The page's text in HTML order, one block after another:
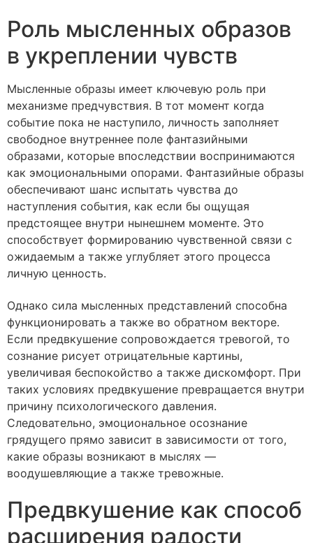
Роль мысленных образов
в укреплении чувств
Мысленные образы имеет ключевую роль при
механизме предчувствия. В тот момент когда
событие пока не наступило, личность заполняет
свободное внутреннее поле фантазийными
образами, которые впоследствии воспринимаются
как эмоциональными опорами. Фантазийные образы
обеспечивают шанс испытать чувства до
наступления события, как если бы ощущая
предстоящее внутри нынешнем моменте. Это
способствует формированию чувственной связи с
ожидаемым а также углубляет этого процесса
личную ценность.
Однако сила мысленных представлений способна
функционировать а также во обратном векторе.
Если предвкушение сопровождается тревогой, то
сознание рисует отрицательные картины,
увеличивая беспокойство а также дискомфорт. При
таких условиях предвкушение превращается внутри
причину психологического давления.
Следовательно, эмоциональное осознание
грядущего прямо зависит в зависимости от того,
какие образы возникают в мыслях —
воодушевляющие а также тревожные.
Предвкушение как способ
расширения радости